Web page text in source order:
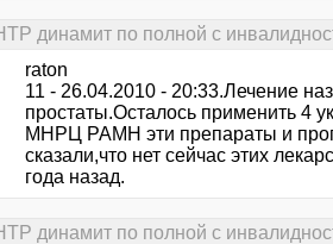
динамит по полной с
raton
11 - 26.04.2010 - 20:33.Лечение
простаты.Осталось применить 4
МНРЦ РАМН эти препараты и
сказали,что нет сейчас этих
года назад.
динамит по полной с